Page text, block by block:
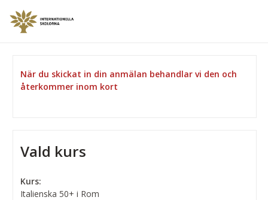
När du skickat in din anmälan behandlar vi den och
återkommer inom kort
Vald kurs
Kurs:
Italienska 50+ i Rom